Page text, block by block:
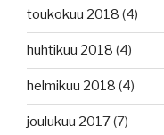
toukokuu 2018 (4)
huhtikuu 2018 (4)
helmikuu 2018 (4)
joulukuu 2017(7)